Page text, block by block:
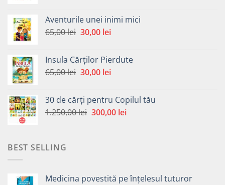
fost:
65,00 lei.
30,00 lei.
Aventurile unei inimi mici
65,00lei Prețul
fost:
65,00 lei.
30,00 leiPrețul
30,00 lei.
Insula Cărților Pierdute
65,00lei Prețul
fost:
65,00 lei.
30,00 leiPrețul
30,00 lei.
30 de cărți pentru Copilul tău
1.250,00lei Prețul
300,00 leiPrețul
BEST SELLING
Medicina povestită pe înțelesul tuturor